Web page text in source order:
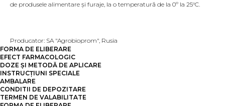
de produsele alimentare și furaje, la o temperatură de la 0º la 25°C.
Producator: SA "Agrobioprom", Rusia
FORMA DE ELIBERARE
EFECT FARMACOLOGIC
DOZE ȘI METODĂ DE APLICARE
INSTRUCȚIUNI SPECIALE
AMBALARE
CONDITII DE DEPOZITARE
TERMEN DE VALABILITATE